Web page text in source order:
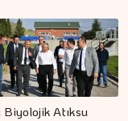
Biyolojik Atıksu